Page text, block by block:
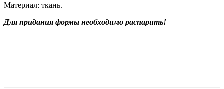
Материал: ткань.
Для придания формы необходимо распарить!